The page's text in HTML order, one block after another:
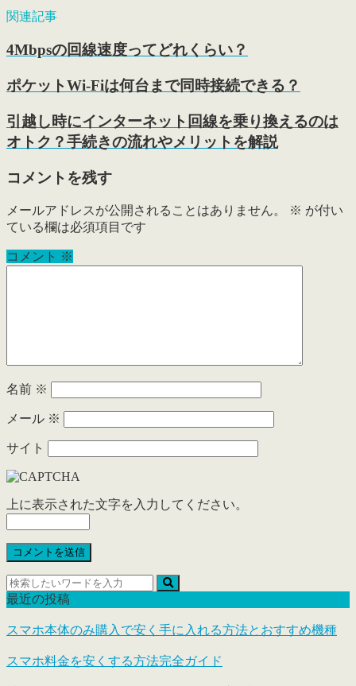
関連記事
4Mbpsの回線速度ってどれくらい？
ポケットWi-Fiは何台まで同時接続できる？
引越し時にインターネット回線を乗り換えるのは
オトク？手続きの流れやメリットを解説
コメントを残す
メールアドレスが公開されることはありません。 ※ が付い
ている欄は必須項目です
コメント ※
名前 ※
メール ※
サイト
上に表示された文字を入力してください。
最近の投稿
スマホ本体のみ購入で安く手に入れる方法とおすすめ機種
スマホ料金を安くする方法完全ガイド